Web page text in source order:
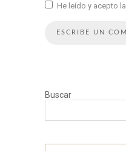
He leído y acepto la
Buscar